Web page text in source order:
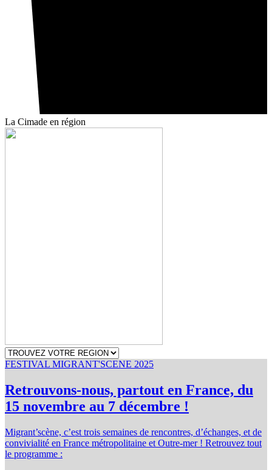
La Cimade en région
FESTIVAL MIGRANT'SCENE 2025
Retrouvons-nous, partout en France, du
15 novembre au 7 décembre !
Migrant’scène, c’est trois semaines de rencontres, d’échanges, et de
convivialité en France métropolitaine et Outre-mer ! Retrouvez tout
le programme :